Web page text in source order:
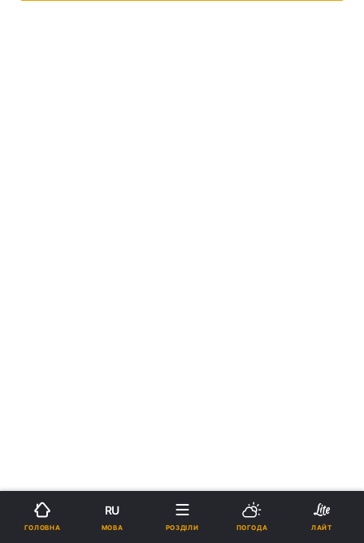
ГОЛОВНА
RU
МОВА РОЗДІЛИ ПОГОДА ЛАЙТ